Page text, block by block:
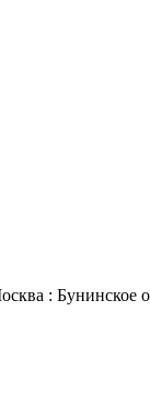
: Бунинское